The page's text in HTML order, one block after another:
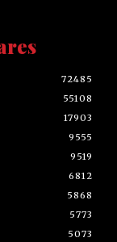
72485
55108
17903
9555
9519
6812
5868
5773
5073